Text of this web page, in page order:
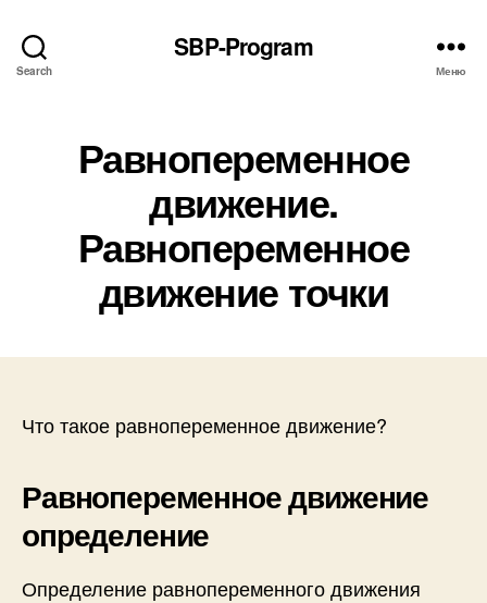
Search
SBP-Program
Меню
Равнопеременное
движение.
Равнопеременное
движение точки
Что такое равнопеременное движение?
Равнопеременное движение
определение
Определение равнопеременного движения